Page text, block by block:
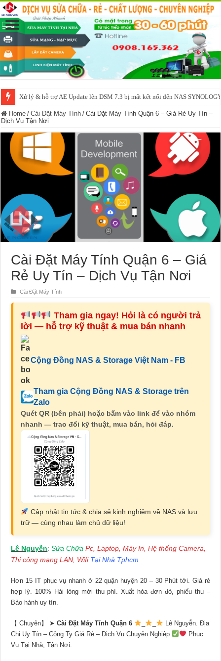
Xử lý & hỗ trợ AE Update lên DSM 7.3 bị mất kết nối đến NAS
NAS IO DATA N3160 2BAY 4BAY – chạy SYNOLOGY, OMV, CASA
Home / Cài Đặt Máy Tính / Cài Đặt Máy Tính Quận 6 – Giá Rẻ Uy Tín –
Dịch Vụ Tận Nơi
Cài Đặt Máy Tính Quận 6 – Giá
Rẻ Uy Tín – Dịch Vụ Tận Nơi
Cài Đặt Máy Tính
Tham gia ngay! Hỏi là có người trả
lời — hỗ trợ kỹ thuật & mua bán nhanh
Cộng Đồng NAS & Storage Việt Nam - FB
Tham gia Cộng Đồng NAS & Storage trên
Zalo
Quét QR (bên phải) hoặc bấm vào link để vào nhóm
nhanh — trao đổi kỹ thuật, mua bán, hỏi đáp.
Cập nhật tin tức & chia sẻ kinh nghiệm về NAS và lưu
trữ — cùng nhau làm chủ dữ liệu!
Lê Nguyễn:Sửa Chữa Pc, Laptop, Máy In, Hệ thống Camera,
Thi công mạng LAN, Wifi Tại Nhà Tphcm
Hơn 15 IT phục vụ nhanh ở 22 quận huyện 20 – 30 Phút tới. Giá rẻ
hợp lý. 100% Hài lòng mới thu phí. Xuất hóa đơn đỏ, phiếu thu –
Bảo hành uy tín.
【 Chuyên】 ➤Cài Đặt Máy Tính Quận 6
Lê Nguyễn. Địa
Chỉ Uy Tín – Công Ty Giá Rẻ – Dịch Vụ Chuyên Nghiệp
Phục
Vụ Tại Nhà, Tận Nơi.